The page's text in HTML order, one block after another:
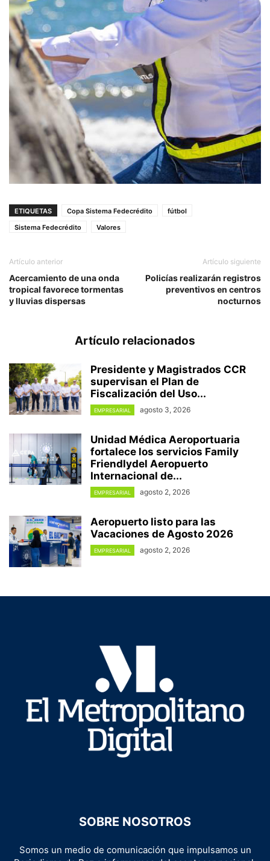
ETIQUETAS Copa Sistema Fedecrédito
fútbol
Sistema Fedecrédito
Valores
Artículo anterior
Acercamiento de una onda
tropical favorece tormentas
y lluvias dispersas
Artículo siguiente
Policías realizarán registros
preventivos en centros
nocturnos
Artículo relacionados
Presidente y Magistrados CCR
supervisan el Plan de
Fiscalización del Uso...
EMPRESARIAL agosto 3, 2026
Unidad Médica Aeroportuaria
fortalece los servicios Family
Friendlydel Aeropuerto
Internacional de...
EMPRESARIAL agosto 2, 2026
Aeropuerto listo para las
Vacaciones de Agosto 2026
EMPRESARIAL agosto 2, 2026
SOBRE NOSOTROS
Somos un medio de comunicación que impulsamos un